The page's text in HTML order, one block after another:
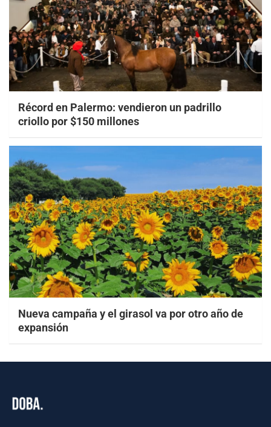
Récord en Palermo: vendieron un padrillo
criollo por $150 millones
Nueva campaña y el girasol va por otro año de
expansión